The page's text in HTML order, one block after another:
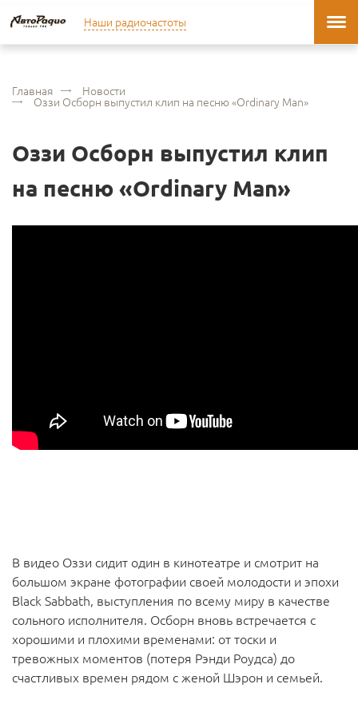
Наши радиочастоты
Главная Новости
Оззи Осборн выпустил клип на песню «Ordinary Man»
Оззи Осборн выпустил клип
на песню «Ordinary Man»
В видео Оззи сидит один в кинотеатре и смотрит на
большом экране фотографии своей молодости и эпохи
Black Sabbath, выступления по всему миру в качестве
сольного исполнителя. Осборн вновь встречается с
хорошими и плохими временами: от тоски и
тревожных моментов (потеря Рэнди Роудса) до
счастливых времен рядом с женой Шэрон и семьей.